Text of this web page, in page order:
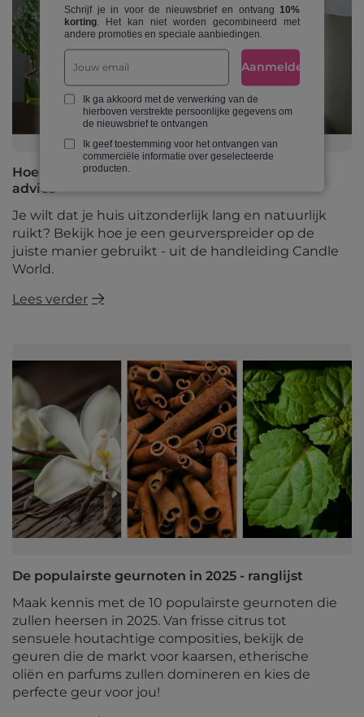
Hoe de verstuiver gebruiken? Belangrijkste
advies
Je wilt dat je huis uitzonderlijk lang en natuurlijk
ruikt? Bekijk hoe je een geurverspreider op de
juiste manier gebruikt - uit de handleiding Candle
World.
Lees verder
De populairste geurnoten in 2025 - ranglijst
Maak kennis met de 10 populairste geurnoten die
zullen heersen in 2025. Van frisse citrus tot
sensuele houtachtige composities, bekijk de
geuren die de markt voor kaarsen, etherische
oliën en parfums zullen domineren en kies de
perfecte geur voor jou!
Schrijf je in voor de nieuwsbrief en ontvang 10%
korting. Het kan niet worden gecombineerd met
andere promoties en speciale aanbiedingen.
Aanmelden
Ik ga akkoord met de verwerking van de
hierboven verstrekte persoonlijke gegevens om
de nieuwsbrief te ontvangen
Ik geef toestemming voor het ontvangen van
commerciële informatie over geselecteerde
producten.